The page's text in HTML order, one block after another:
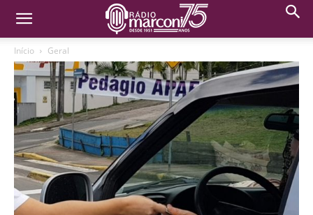
Início Geral